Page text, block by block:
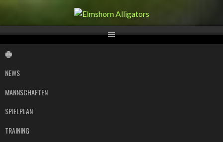
Springe
Inhalt
NEWS
MANNSCHAFTEN
SPIELPLAN
TRAINING